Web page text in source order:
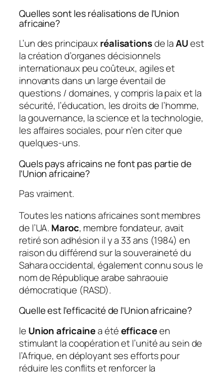
Quelles sont les réalisations de l’Union
africaine?
L’un des principaux réalisationsde laAUest
la création d’organes décisionnels
internationaux peu coûteux, agiles et
innovants dans un large éventail de
questions / domaines, y compris la paix et la
sécurité, l’éducation, les droits de l’homme,
la gouvernance, la science et la technologie,
les affaires sociales, pour n’en citer que
quelques-uns.
Quels pays africains ne font pas partie de
l’Union africaine?
Pas vraiment.
Toutes les nations africaines sont membres
de l’UA. Maroc, membre fondateur, avait
retiré son adhésion il y a 33 ans (1984) en
raison du différend sur la souveraineté du
Sahara occidental, également connu sous le
nom de République arabe sahraouie
démocratique (RASD).
Quelle est l’efficacité de l’Union africaine?
le Union africainea étéefficaceen
stimulant la coopération et l’unité au sein de
l’Afrique, en déployant ses efforts pour
réduire les conflits et renforcer la